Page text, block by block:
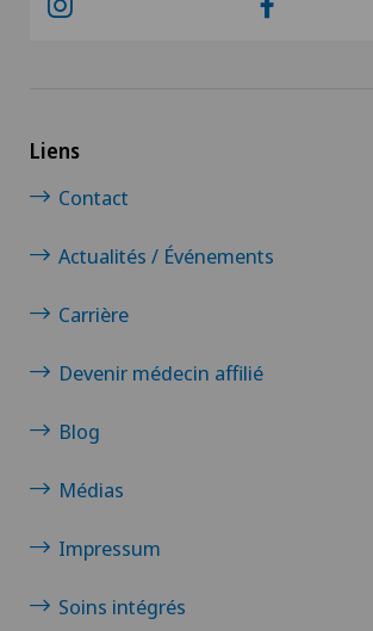
Liens
Contact
Actualités / Événements
Carrière
Devenir médecin affilié
Blog
Médias
Impressum
Soins intégrés